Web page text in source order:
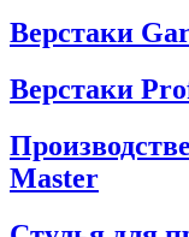
Верстаки
Верстаки
Master